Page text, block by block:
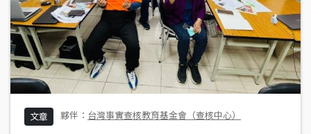
文章 台灣事實查核教育基金會（查核中心）